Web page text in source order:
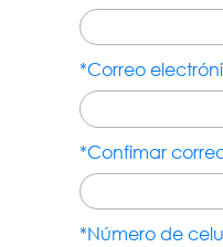
*Correo
*Confimar
*Número de